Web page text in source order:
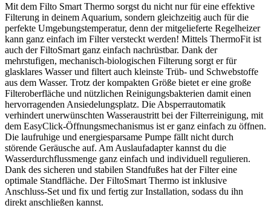
Mit dem Filto Smart Thermo sorgst du nicht nur für eine effektive
Filterung in deinem Aquarium, sondern gleichzeitig auch für die
perfekte Umgebungstemperatur, denn der mitgelieferte Regelheizer
kann ganz einfach im Filter versteckt werden! Mittels ThermoFit ist
auch der FiltoSmart ganz einfach nachrüstbar. Dank der
mehrstufigen, mechanisch-biologischen Filterung sorgt er für
glasklares Wasser und filtert auch kleinste Trüb- und Schwebstoffe
aus dem Wasser. Trotz der kompakten Größe bietet er eine große
Filteroberfläche und nützlichen Reinigungsbakterien damit einen
hervorragenden Ansiedelungsplatz. Die Absperrautomatik
verhindert unerwünschten Wasseraustritt bei der Filterreinigung, mit
dem EasyClick-Öffnungsmechanismus ist er ganz einfach zu öffnen.
Die laufruhige und energiesparsame Pumpe fällt nicht durch
störende Geräusche auf. Am Auslaufadapter kannst du die
Wasserdurchflussmenge ganz einfach und individuell regulieren.
Dank des sicheren und stabilen Standfußes hat der Filter eine
optimale Standfläche. Der FiltoSmart Thermo ist inklusive
Anschluss-Set und fix und fertig zur Installation, sodass du ihn
direkt anschließen kannst.